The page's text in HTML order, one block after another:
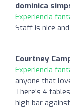
dominica
Experiencia
Staff is nice
Courtney
Experiencia
anyone that
There’s 4
high bar